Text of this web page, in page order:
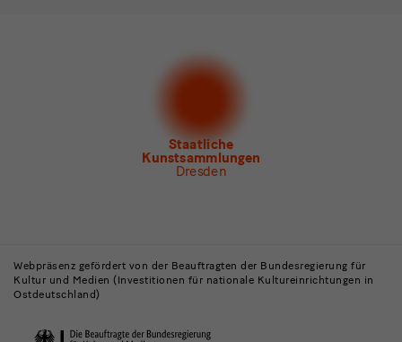
Museum für Sächsische Volkskunst
Staatliche
Kunstsammlungen
Dresden
Museen
und
Institutionen
Webpräsenz gefördert von der Beauftragten der Bundesregierung für
Kultur und Medien (Investitionen für nationale Kultureinrichtungen in
Ostdeutschland)